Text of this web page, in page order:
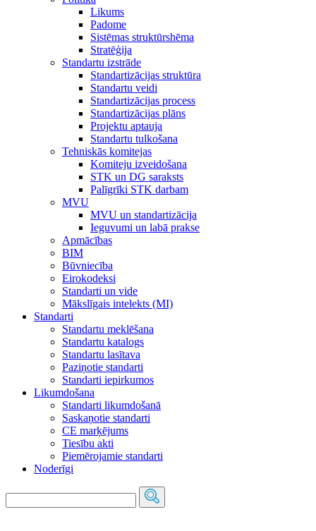
Likums
Padome
Sistēmas struktūrshēma
Stratēģija
Standartu izstrāde
Standartizācijas struktūra
Standartu veidi
Standartizācijas process
Standartizācijas plāns
Projektu aptauja
Standartu tulkošana
Tehniskās komitejas
Komiteju izveidošana
STK un DG saraksts
Palīgrīki STK darbam
MVU
MVU un standartizācija
Ieguvumi un labā prakse
Apmācības
BIM
Būvniecība
Eirokodeksi
Standarti un vide
Mākslīgais intelekts (MI)
Standarti
Standartu meklēšana
Standartu katalogs
Standartu lasītava
Paziņotie standarti
Standarti iepirkumos
Likumdošana
Standarti likumdošanā
Saskaņotie standarti
CE marķējums
Tiesību akti
Piemērojamie standarti
Noderīgi